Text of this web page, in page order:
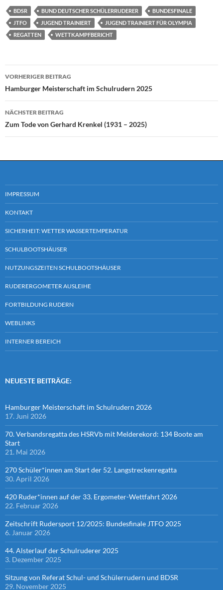
BDSR BUND DEUTSCHER SCHÜLERRUDERER
BUNDESFINALE
JTFO
JUGEND TRAINIERT
JUGEND TRAINIERT FÜR OLYMPIA
REGATTEN
WETTKAMPFBERICHT
Beitragsnavigation
VORHERIGER BEITRAG
Hamburger Meisterschaft im Schulrudern 2025
NÄCHSTER BEITRAG
Zum Tode von Gerhard Krenkel (1931 – 2025)
IMPRESSUM
KONTAKT
SICHERHEIT: WETTER WASSERTEMPERATUR
SCHULBOOTSHÄUSER
NUTZUNGSZEITEN SCHULBOOTSHÄUSER
RUDERERGOMETER AUSLEIHE
FORTBILDUNG RUDERN
WEBLINKS
INTERNER BEREICH
NEUESTE BEITRÄGE:
Hamburger Meisterschaft im Schulrudern 2026
17. Juni 2026
70. Verbandsregatta des HSRVb mit Melderekord: 134 Boote am
Start
21. Mai 2026
270 Schüler*innen am Start der 52. Langstreckenregatta
30. April 2026
420 Ruder*innen auf der 33. Ergometer-Wettfahrt 2026
22. Februar 2026
Zeitschrift Rudersport 12/2025: Bundesfinale JTFO 2025
6. Januar 2026
44. Alsterlauf der Schulruderer 2025
3. Dezember 2025
Sitzung von Referat Schul- und Schülerrudern und BDSR
29. November 2025